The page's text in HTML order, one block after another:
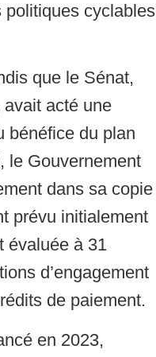
politiques cyclables
que le Sénat,
acté une
bénéfice du plan
le Gouvernement
dans sa copie
prévu initialement
évaluée à 31
d’engagement
de paiement.
en 2023,